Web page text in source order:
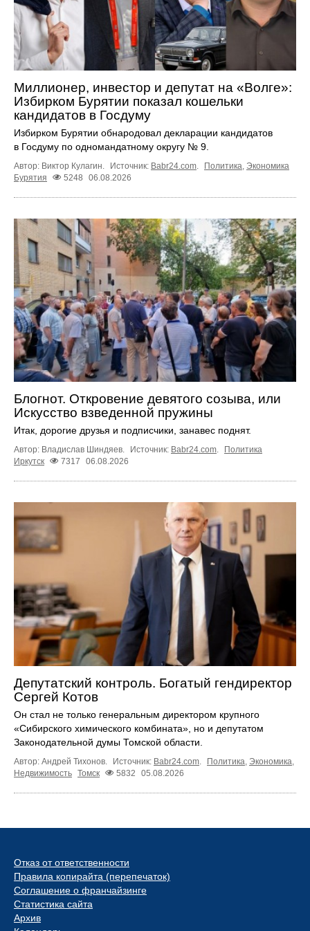
Миллионер, инвестор и депутат на «Волге»:
Избирком Бурятии показал кошельки
кандидатов в Госдуму
Избирком Бурятии обнародовал декларации кандидатов
в Госдуму по одномандатному округу № 9.
Автор: Виктор Кулагин. Источник: Babr24.com Политика Экономика
Бурятия
5248 06.08.2026
Блогнот. Откровение девятого созыва, или
Искусство взведенной пружины
Итак, дорогие друзья и подписчики, занавес поднят.
Автор: Владислав Шиндяев. Источник: Babr24.com.
Политика
Иркутск
7317 06.08.2026
Депутатский контроль. Богатый гендиректор
Сергей Котов
Он стал не только генеральным директором крупного
«Сибирского химического комбината», но и депутатом
Законодательной думы Томской области.
Автор: Андрей Тихонов. Источник: Babr24.com. Политика, Экономика,
Недвижимость Томск 5832 05.08.2026
Отказ от ответственности
Правила копирайта (перепечаток)
Соглашение о франчайзинге
Статистика сайта
Архив